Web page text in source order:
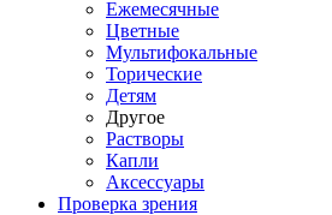
Ежемесячные
Цветные
Мультифокальные
Торические
Детям
Другое
Растворы
Капли
Аксессуары
Проверка зрения